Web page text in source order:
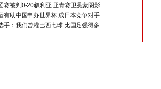
赛被判0-20叙利亚 亚青赛卫冕蒙阴影
有助中国申办世界杯 成日本竞争对手
手：我们曾灌巴西七球 比国足强得多